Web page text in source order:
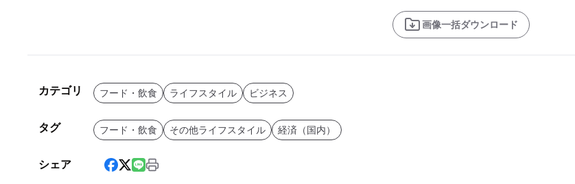
画像一括ダウンロード
カテゴリ フード・飲食 ライフスタイル ビジネス
タグ フード・飲食 その他ライフスタイル 経済（国内）
シェア